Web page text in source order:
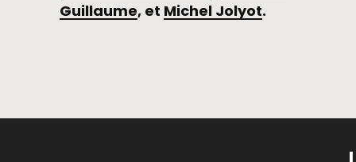
Guillaume, et Michel Jolyot.